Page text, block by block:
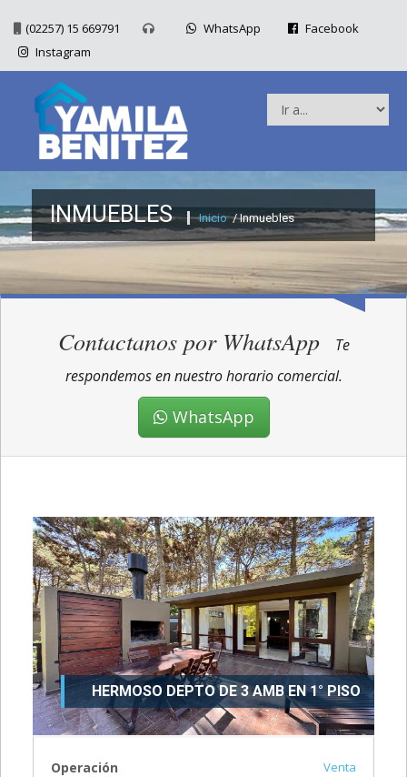
(02257) 15 669791 WhatsApp
Facebook
Instagram
INMUEBLES Inicio / Inmuebles
Contactanos por WhatsApp
Te
respondemos en nuestro horario comercial.
WhatsApp
HERMOSO DEPTO DE 3 AMB EN 1° PISO
Operación Venta